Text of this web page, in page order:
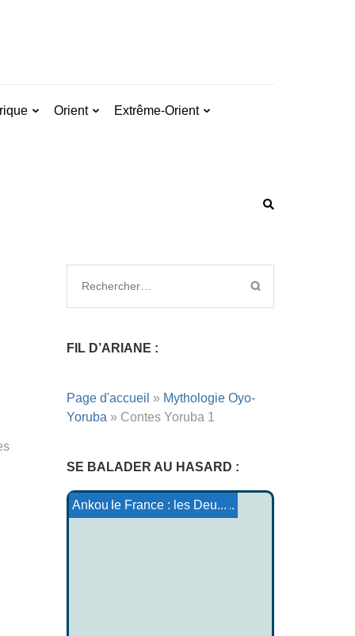
Orient Extrême-Orient
FIL D’ARIANE :
Page d'accueil » Mythologie Oyo-
Yoruba » Contes Yoruba 1
SE BALADER AU HASARD :
Mythologie Troyenne
L'origine des êtres Tsá...
Conte Ojibwé : Turtle Is...
Contes de Canterburry : l...
Conte Tsimshian : Bear Wh...
Marie de France : les Deu...
Ankou